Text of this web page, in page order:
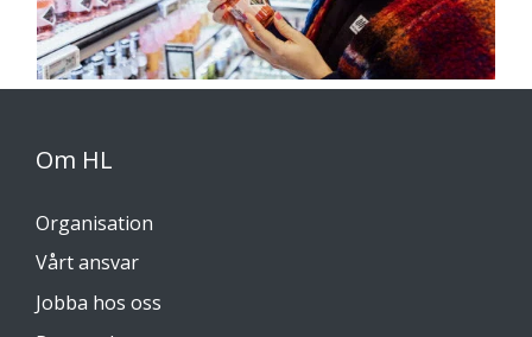
Om HL
Organisation
Vårt ansvar
Jobba hos oss